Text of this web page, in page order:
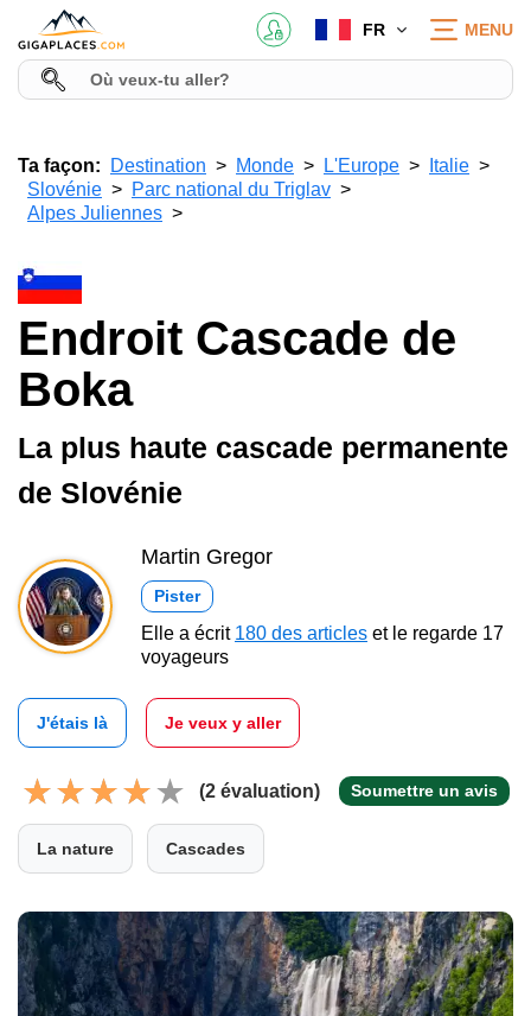
FR MENU
Ta façon: Destination Monde L'Europe
Italie
Slovénie
Parc national du Triglav
Alpes Juliennes
Endroit Cascade de
Boka
La plus haute cascade permanente
de Slovénie
Martin Gregor
Pister
Elle a écrit 180 des articles et le regarde 17
voyageurs
J'étais là Je veux y aller
(2 évaluation) Soumettre un avis
La nature Cascades